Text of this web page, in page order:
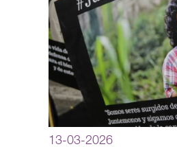
13-03-2026